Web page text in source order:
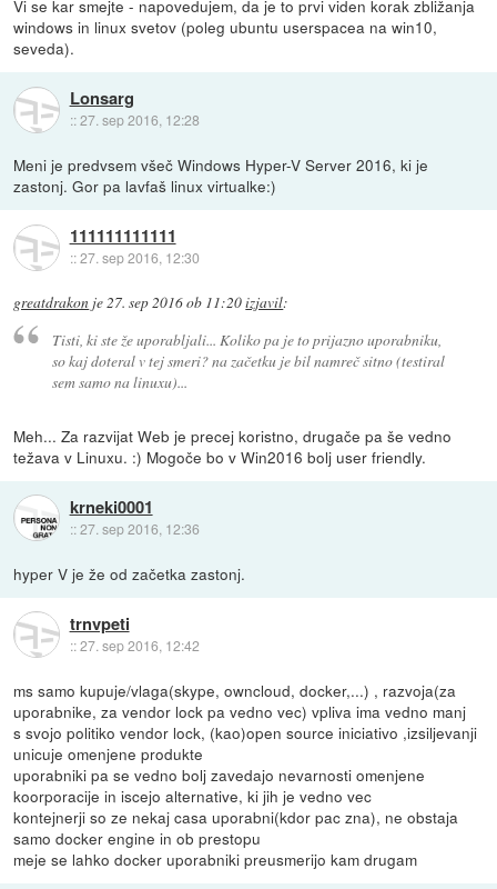
Vi se kar smejte - napovedujem, da je to prvi viden korak zbližanja
windows in linux svetov (poleg ubuntu userspacea na win10,
seveda).
Lonsarg
::27. sep 2016, 12:28
Meni je predvsem všeč Windows Hyper-V Server 2016, ki je
zastonj. Gor pa lavfaš linux virtualke:)
111111111111
::27. sep 2016, 12:30
greatdrakon je27. sep 2016 ob 11:20izjavil:
Tisti, ki ste že uporabljali... Koliko pa je to prijazno uporabniku,
so kaj doteral v tej smeri? na začetku je bil namreč sitno (testiral
sem samo na linuxu)...
Meh... Za razvijat Web je precej koristno, drugače pa še vedno
težava v Linuxu. :) Mogoče bo v Win2016 bolj user friendly.
krneki0001
::27. sep 2016, 12:36
hyper V je že od začetka zastonj.
trnvpeti
::27. sep 2016, 12:42
ms samo kupuje/vlaga(skype, owncloud, docker,...) , razvoja(za
uporabnike, za vendor lock pa vedno vec) vpliva ima vedno manj
s svojo politiko vendor lock, (kao)open source iniciativo ,izsiljevanji
unicuje omenjene produkte
uporabniki pa se vedno bolj zavedajo nevarnosti omenjene
koorporacije in iscejo alternative, ki jih je vedno vec
kontejnerji so ze nekaj casa uporabni(kdor pac zna), ne obstaja
samo docker engine in ob prestopu
meje se lahko docker uporabniki preusmerijo kam drugam